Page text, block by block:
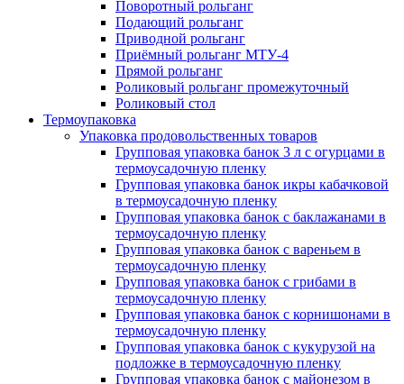
Поворотный рольганг
Подающий рольганг
Приводной рольганг
Приёмный рольганг МТУ-4
Прямой рольганг
Роликовый рольганг промежуточный
Роликовый стол
Термоупаковка
Упаковка продовольственных товаров
Групповая упаковка банок 3 л с огурцами в
термоусадочную пленку
Групповая упаковка банок икры кабачковой
в термоусадочную пленку
Групповая упаковка банок с баклажанами в
термоусадочную пленку
Групповая упаковка банок с вареньем в
термоусадочную пленку
Групповая упаковка банок с грибами в
термоусадочную пленку
Групповая упаковка банок с корнишонами в
термоусадочную пленку
Групповая упаковка банок с кукурузой на
подложке в термоусадочную пленку
Групповая упаковка банок с майонезом в